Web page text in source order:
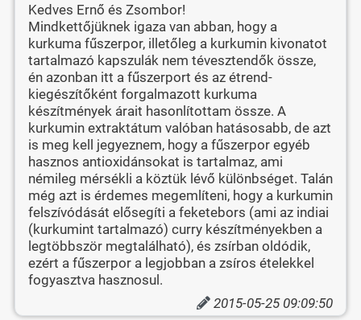
Kedves Ernő és Zsombor!
Mindkettőjüknek igaza van abban, hogy a
kurkuma fűszerpor, illetőleg a kurkumin kivonatot
tartalmazó kapszulák nem tévesztendők össze,
én azonban itt a fűszerport és az étrend-
kiegészítőként forgalmazott kurkuma
készítmények árait hasonlítottam össze. A
kurkumin extraktátum valóban hatásosabb, de azt
is meg kell jegyeznem, hogy a fűszerpor egyéb
hasznos antioxidánsokat is tartalmaz, ami
némileg mérsékli a köztük lévő különbséget. Talán
még azt is érdemes megemlíteni, hogy a kurkumin
felszívódását elősegíti a feketebors (ami az indiai
(kurkumint tartalmazó) curry készítményekben a
legtöbbször megtalálható), és zsírban oldódik,
ezért a fűszerpor a legjobban a zsíros ételekkel
fogyasztva hasznosul.
2015-05-25 09:09:50